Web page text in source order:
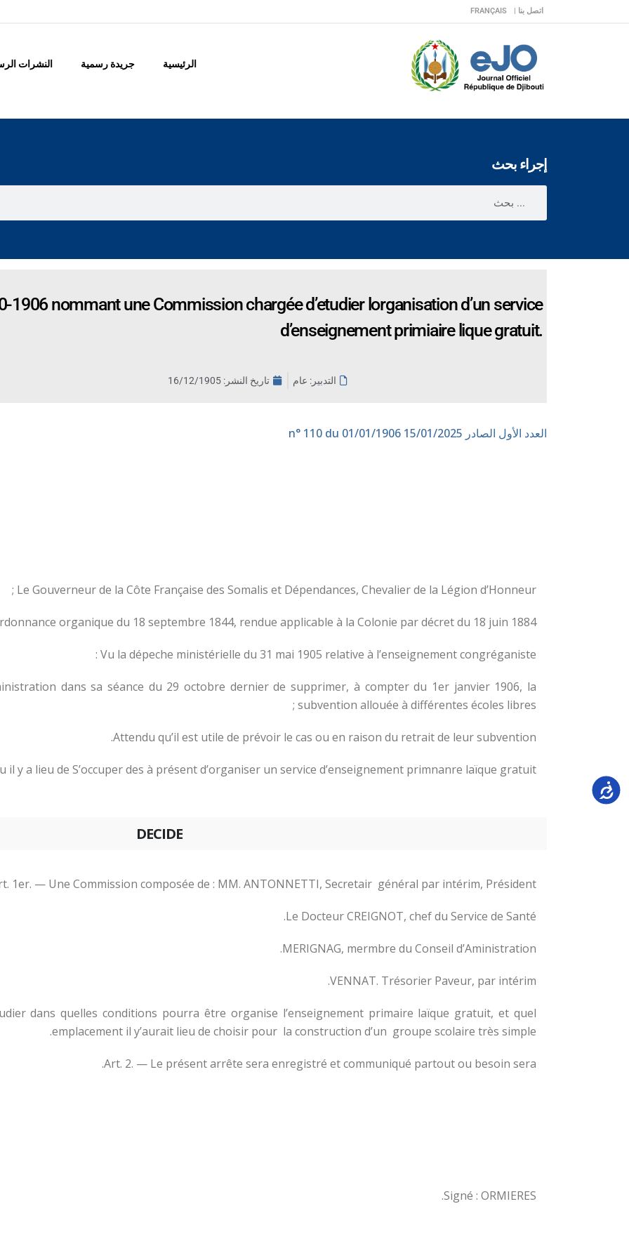
اتصل بنا | FRANÇAIS
الرئيسية جريدة رسمية النشرات
إجراء بحث
1906 nommant une Commission chargée d’etudier lorganisation d’un service
d’enseignement primiaire lique gratuit.
التدبير: عام تاريخ النشر: 16/12/1905
العدد الأول الصادر 15/01/2025
Le Gouverneur de la Côte Française des Somalis et Dépendances, Chevalier de la Légion d’Honneur ;
organique du 18 septembre 1844, rendue applicable à la Colonie par décret du 18 juin 1884 ;
Vu la dépeche ministérielle du 31 mai 1905 relative à l’enseignement congréganiste :
dans sa séance du 29 octobre dernier de supprimer, à compter du 1er janvier 1906, la
subvention allouée à différentes écoles libres ;
Attendu qu’il est utile de prévoir le cas ou en raison du retrait de leur subvention.
y a lieu de S’occuper des à présent d’organiser un service d’enseignement primnanre laïque gratuit :
DECIDE
1er. — Une Commission composée de : MM. ANTONNETTI, Secretair général par intérim, Président.
Le Docteur CREIGNOT, chef du Service de Santé.
MERIGNAG, mermbre du Conseil d’Aministration.
VENNAT. Trésorier Paveur, par intérim.
dans quelles conditions pourra être organise l’enseignement primaire laïque gratuit, et quel
emplacement il y’aurait lieu de choisir pour la construction d’un groupe scolaire très simple.
Art. 2. — Le présent arrête sera enregistré et communiqué partout ou besoin sera.
Signé : ORMIERES.